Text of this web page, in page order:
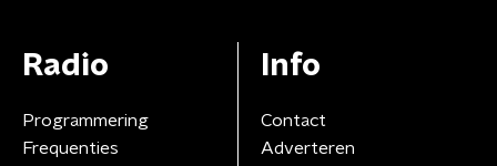
Radio
Programmering
Frequenties
Info
Contact
Adverteren